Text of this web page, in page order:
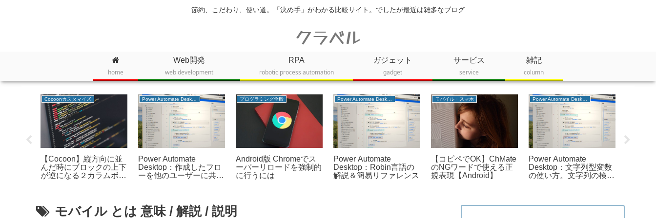
節約、こだわり、使い道。「決め手」がわかる比較サイト。でしたが最近は雑多なブログ
クラベル
home
Web開発
web development
RPA
robotic process automation
ガジェット
gadget
サービス
service
雑記
column
Cocoonカスタマイズ
【Cocoon】縦方向に並
んだ時にブロックの上下
が逆になる２カラムボッ
Power Automate Desktop
Power Automate
Desktop：作成したフロ
ーを他のユーザーに共有
プログラミング全般
Android版 Chromeでス
ーパーリロードを強制的
に行うには
Power Automate Desktop
Power Automate
Desktop：Robin言語の
解説＆簡易リファレンス
モバイル・スマホ
【コピペでOK】ChMate
のNGワードで使える正
規表現【Android】
Power Automate Desktop
Power Automate
Desktop：文字列型変数
の使い方。文字列の検
モバイル とは 意味 / 解説 / 説明